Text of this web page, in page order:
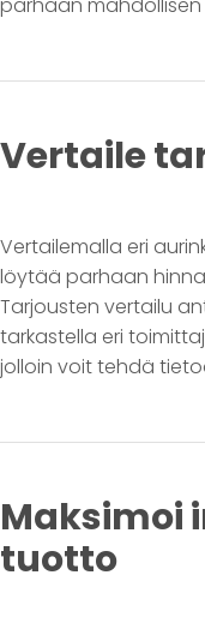
parhaan
Vertaile
Vertailemalla eri
löytää parhaan
Tarjousten vertailu
tarkastella eri
jolloin voit tehdä
Maksimoi
tuotto